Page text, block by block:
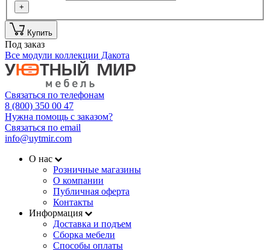
+
Купить
Под заказ
Все модули коллекции Дакота
Связаться по телефонам
8 (800) 350 00 47
Нужна помощь с заказом?
Связаться по email
info@uytmir.com
О нас
Розничные магазины
О компании
Публичная оферта
Контакты
Информация
Доставка и подъем
Сборка мебели
Способы оплаты